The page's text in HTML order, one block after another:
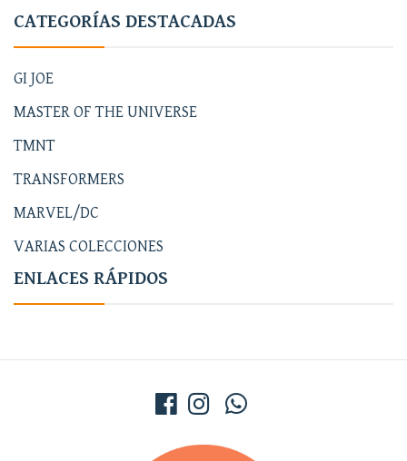
CATEGORÍAS DESTACADAS
GI JOE
MASTER OF THE UNIVERSE
TMNT
TRANSFORMERS
MARVEL/DC
VARIAS COLECCIONES
ENLACES RÁPIDOS